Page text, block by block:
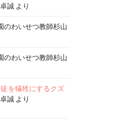
誠より
のわいせつ教師杉山
のわいせつ教師杉山
を犠牲にするクズ
誠より